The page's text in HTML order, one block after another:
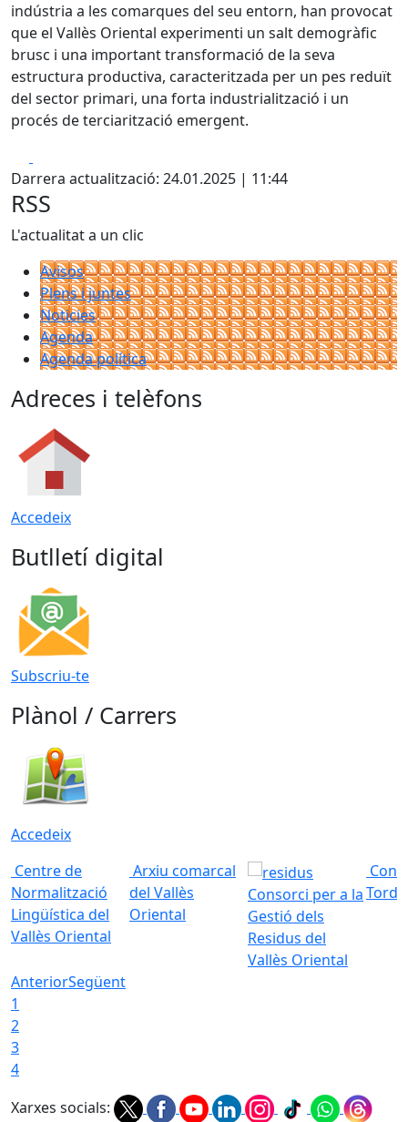
indústria a les comarques del seu entorn, han provocat
que el Vallès Oriental experimenti un salt demogràfic
brusc i una important transformació de la seva
estructura productiva, caracteritzada per un pes reduït
del sector primari, una forta industrialització i un
procés de terciarització emergent.
Darrera actualització: 24.01.2025 | 11:44
RSS
L'actualitat a un clic
Avisos
Plens i juntes
Noticies
Agenda
Agenda política
Adreces i telèfons
Accedeix
Butlletí digital
Subscriu-te
Plànol / Carrers
Accedeix
Centre de
Normalització
Lingüística del
Vallès Oriental
Arxiu comarcal
del Vallès
Oriental
Consorci per a la
Gestió dels
Residus del
Vallès Oriental
AnteriorSegüent
1
2
3
4
Xarxes socials: